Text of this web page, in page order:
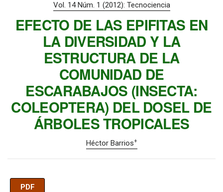
Vol. 14 Núm. 1 (2012): Tecnociencia
EFECTO DE LAS EPIFITAS EN
LA DIVERSIDAD Y LA
ESTRUCTURA DE LA
COMUNIDAD DE
ESCARABAJOS (INSECTA:
COLEOPTERA) DEL DOSEL DE
ÁRBOLES TROPICALES
Héctor Barrios+
PDF